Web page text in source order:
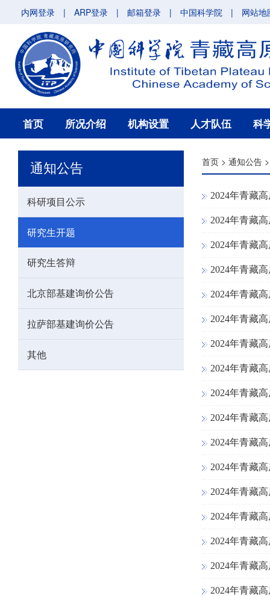
内网登录 | ARP登录 | 邮箱登录 | 中国科学院 | 网站地
首页 所况介绍 机构设置 人才队伍 科
通知公告
科研项目公示
研究生开题
研究生答辩
北京部基建询价公告
拉萨部基建询价公告
其他
首页 > 通知公告
2024年青藏
2024年青藏
2024年青藏
2024年青藏
2024年青藏
2024年青藏
2024年青藏
2024年青藏
2024年青藏
2024年青藏
2024年青藏
2024年青藏
2024年青藏
2024年青藏
2024年青藏
2024年青藏
2024年青藏